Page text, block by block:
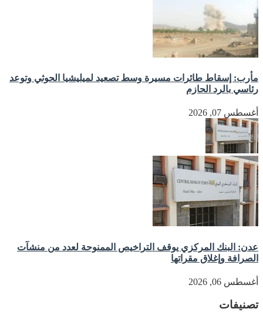
مأرب: إسقاط طائرات مسيرة وسط تصعيد لميليشيا الحوثي وتوعد
رئاسي بالرد الحازم
أغسطس 07, 2026
عدن: البنك المركزي يوقف التراخيص الممنوحة لعدد من منشآت
الصرافة وإغلاق مقراتها
أغسطس 06, 2026
تصنيفات